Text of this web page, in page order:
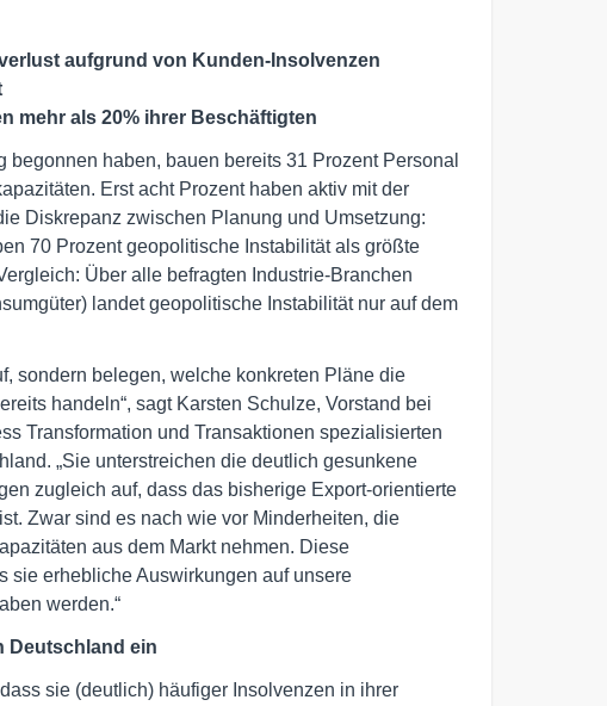
aufgrund von Kunden-Insolvenzen
mehr als 20% ihrer Beschäftigten
haben, bauen bereits 31 Prozent Personal
Erst acht Prozent haben aktiv mit der
Diskrepanz zwischen Planung und Umsetzung:
70 Prozent geopolitische Instabilität als größte
Über alle befragten Industrie-Branchen
landet geopolitische Instabilität nur auf dem
sondern belegen, welche konkreten Pläne die
handeln“, sagt Karsten Schulze, Vorstand bei
Transformation und Transaktionen spezialisierten
„Sie unterstreichen die deutlich gesunkene
zugleich auf, dass das bisherige Export-orientierte
Zwar sind es nach wie vor Minderheiten, die
aus dem Markt nehmen. Diese
sie erhebliche Auswirkungen auf unsere
werden.“
Deutschland ein
sie (deutlich) häufiger Insolvenzen in ihrer